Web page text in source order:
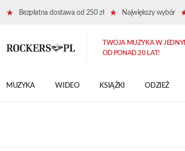
Bezpłatna dostawa od 250 zł Największy wybór
MUZYKA WIDEO KSIĄŻKI ODZIEŻ
TWOJA MUZYKA W
OD PONAD 20 LAT!